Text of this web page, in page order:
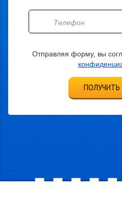
Отправляя форму, вы
ПОЛУЧИТЬ